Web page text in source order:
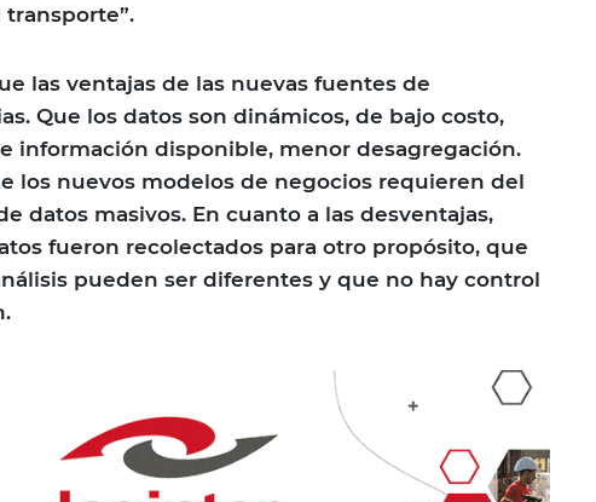
las ventajas de las nuevas fuentes de
Que los datos son dinámicos, de bajo costo,
información disponible, menor desagregación.
los nuevos modelos de negocios requieren del
datos masivos. En cuanto a las desventajas,
fueron recolectados para otro propósito, que
pueden ser diferentes y que no hay control